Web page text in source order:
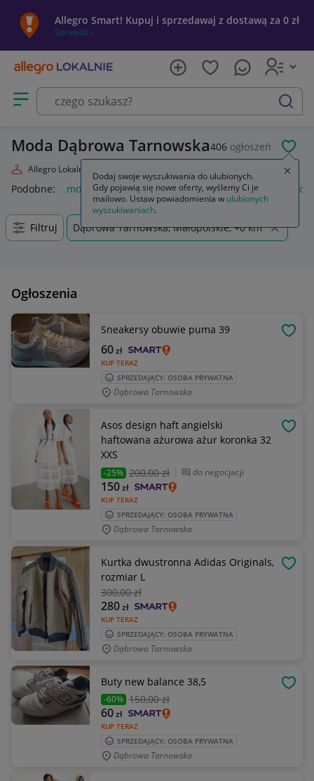
Allegro Smart! Kupuj i sprzedawaj z dostawą za 0 zł
Sprawdź »
Otwórz menu z kategoriami
szukaj
Moda Dąbrowa Tarnowska406 ogłoszeń
Allegro Lokalnie
Podobne: moda markowa moda 2026 moda damska
Filtruj Dąbrowa Tarnowska, Małopolskie, +0 km
Ogłoszenia
Sneakersy obuwie puma 39
KUP TERAZ
60zł
SPRZEDAJĄCY: OSOBA PRYWATNA
Dąbrowa Tarnowska
Asos design haft angielski
haftowana ażurowa ażur koronka 32
XXS
-25% 200,00 zł do negocjacji
KUP TERAZ
150zł
SPRZEDAJĄCY: OSOBA PRYWATNA
Dąbrowa Tarnowska
Kurtka dwustronna Adidas Originals,
rozmiar L
300,00 zł
KUP TERAZ
280zł
SPRZEDAJĄCY: OSOBA PRYWATNA
Dąbrowa Tarnowska
Buty new balance 38,5
-60% 150,00 zł
KUP TERAZ
60zł
SPRZEDAJĄCY: OSOBA PRYWATNA
Dąbrowa Tarnowska
Dodaj swoje wyszukiwania do ulubionych.
Gdy pojawią się nowe oferty, wyślemy Ci je
mailowo. Ustaw powiadomienia w ulubionych
wyszukiwaniach.